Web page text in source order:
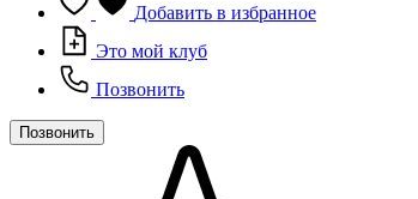
Добавить в избранное
Это мой клуб
Позвонить
Позвонить